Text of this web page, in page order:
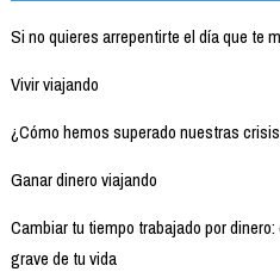
Si no quieres arrepentirte el día que te
Vivir viajando
¿Cómo hemos superado nuestras
Ganar dinero viajando
Cambiar tu tiempo trabajado por dinero:
grave de tu vida